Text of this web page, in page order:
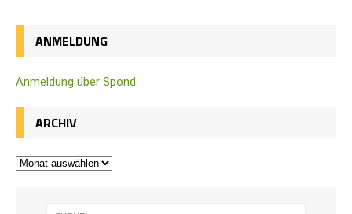
ANMELDUNG
Anmel­dung über Spond
ARCHIV